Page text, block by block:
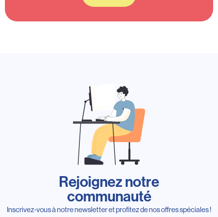
Rejoignez notre
communauté
Inscrivez-vous à notre newsletter et profitez de nos offres spéciales !